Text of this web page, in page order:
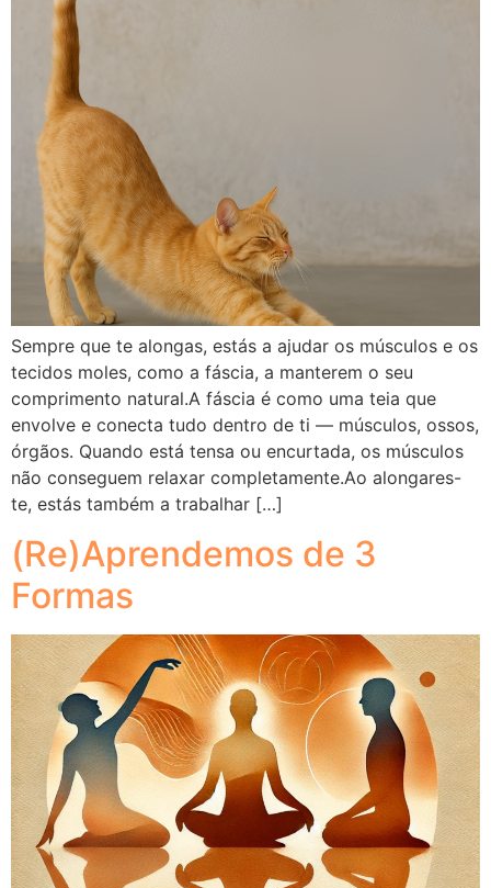
Sempre que te alongas, estás a ajudar os músculos e os
tecidos moles, como a fáscia, a manterem o seu
comprimento natural.A fáscia é como uma teia que
envolve e conecta tudo dentro de ti — músculos, ossos,
órgãos. Quando está tensa ou encurtada, os músculos
não conseguem relaxar completamente.Ao alongares-
te, estás também a trabalhar […]
(Re)Aprendemos de 3
Formas